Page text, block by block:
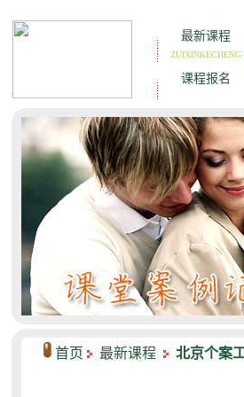
首页 最新课程 北京个案